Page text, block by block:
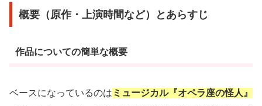
概要（原作・上演時間など）とあらすじ
作品についての簡単な概要
ベースになっているのは ミュージカル『オペラ座の怪人』